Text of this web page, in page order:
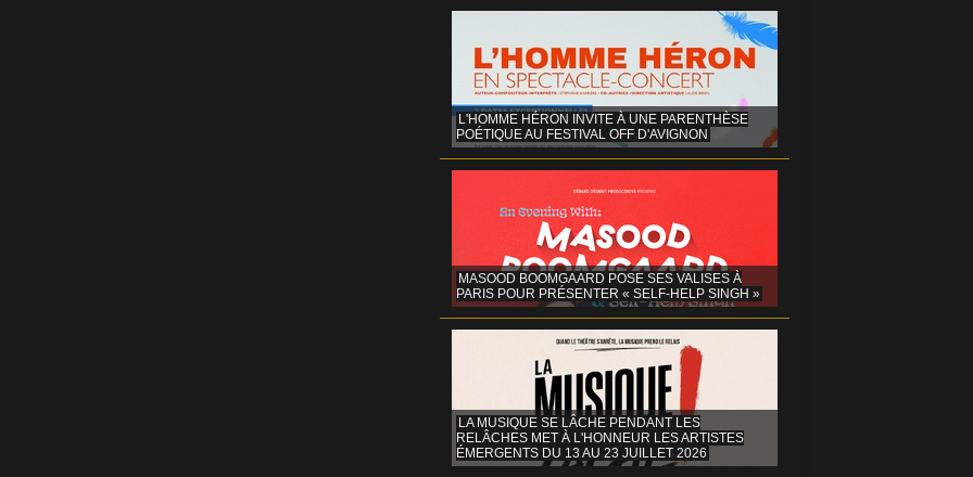
L'HOMME HÉRON INVITE À UNE PARENTHÈSE
POÉTIQUE AU FESTIVAL OFF D'AVIGNON
MASOOD BOOMGAARD POSE SES VALISES À
PARIS POUR PRÉSENTER « SELF-HELP SINGH »
LA MUSIQUE SE LÂCHE PENDANT LES
RELÂCHES MET À L'HONNEUR LES ARTISTES
ÉMERGENTS DU 13 AU 23 JUILLET 2026